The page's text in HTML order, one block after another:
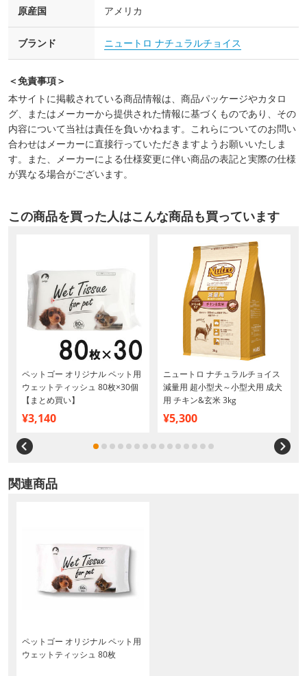
原産国 アメリカ
ブランド ニュートロ ナチュラルチョイス
＜免責事項＞
本サイトに掲載されている商品情報は、商品パッケージやカタロ
グ、またはメーカーから提供された情報に基づくものであり、その
内容について当社は責任を負いかねます。これらについてのお問い
合わせはメーカーに直接行っていただきますようお願いいたしま
す。また、メーカーによる仕様変更に伴い商品の表記と実際の仕様
が異なる場合がございます。
この商品を買った人はこんな商品も買っています
ペットゴー オリジナル ペット用
ウェットティッシュ 80枚×30個
【まとめ買い】
¥3,140
ニュートロ ナチュラルチョイス
減量用 超小型犬～小型犬用 成犬
用 チキン&玄米 3kg
¥5,300
関連商品
ペットゴー オリジナル ペット用
ウェットティッシュ 80枚